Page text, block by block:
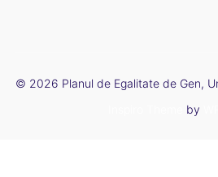
© 2026 Planul de Egalitate de Gen,
by